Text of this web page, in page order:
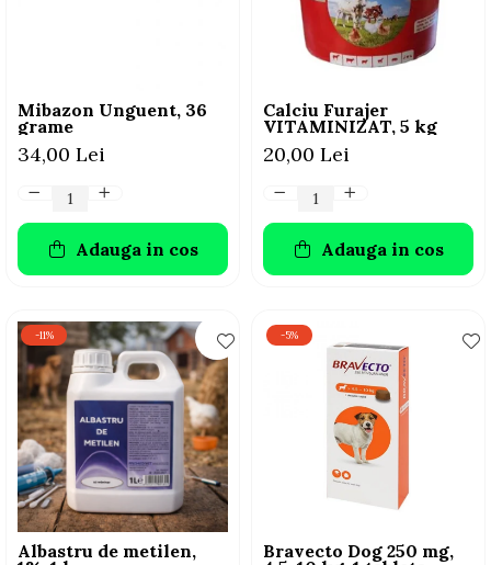
LAPTE PRAF
Mibazon Unguent, 36
grame
34,00 Lei
Adauga in cos
Calciu Furajer
VITAMINIZAT, 5 kg
20,00 Lei
Adauga in cos
-11%
Albastru de metilen,
-5%
Bravecto Dog 250 mg,